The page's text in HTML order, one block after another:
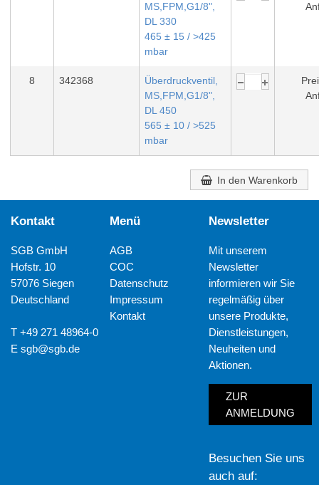
MS,FPM,G1/8",
DL 330
465 ± 15 / >425
mbar
8 342368
Überdruckventil,
MS,FPM,G1/8",
DL 450
565 ± 10 / >525
mbar
In den Warenkorb
Kontakt
SGB GmbH
Hofstr. 10
57076 Siegen
Deutschland
T +49 271 48964-0
Esgb@sgb.de
Menü
AGB
COC
Datenschutz
Impressum
Kontakt
Newsletter
Mit unserem
Newsletter
informieren wir Sie
regelmäßig über
unsere Produkte,
Dienstleistungen,
Neuheiten und
Aktionen.
ZUR
ANMELDUNG
Besuchen Sie uns
auch auf